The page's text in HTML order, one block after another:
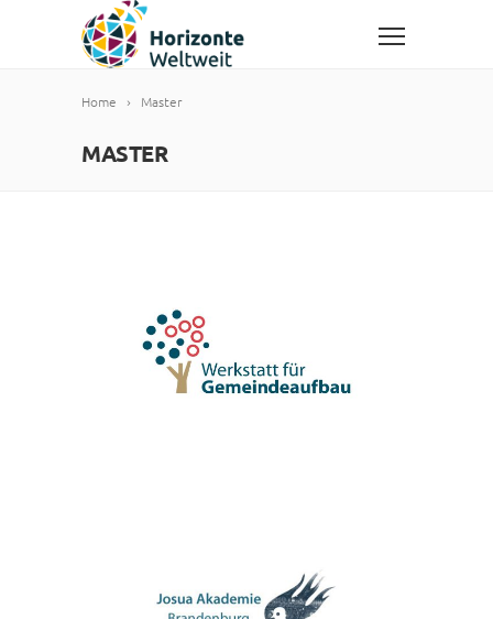
Home Master
MASTER